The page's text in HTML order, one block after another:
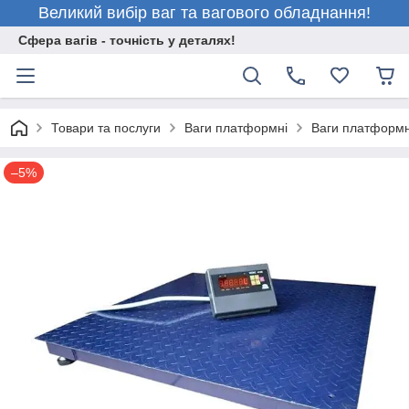
Великий вибір ваг та вагового обладнання!
Сфера вагів - точність у деталях!
Товари та послуги Ваги платформні Ваги
–5%